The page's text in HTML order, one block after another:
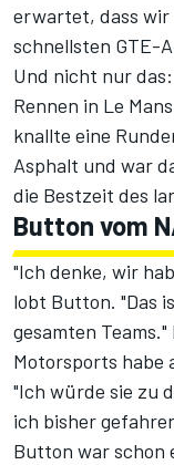
erwartet, dass wir
schnellsten GTE-
Und nicht nur
Rennen in Le
knallte eine
Asphalt und war
die Bestzeit des
Button vom
"Ich denke, wir
lobt Button. "Das
gesamten
Motorsports habe
"Ich würde sie zu
ich bisher
Button war schon